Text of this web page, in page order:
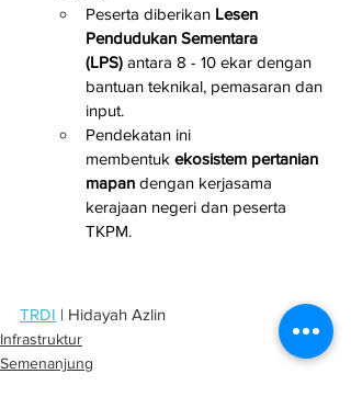
Peserta diberikan Lesen
Pendudukan Sementara
(LPS) antara 8 - 10 ekar dengan
bantuan teknikal, pemasaran dan
input.
Pendekatan ini
membentuk ekosistem pertanian
mapan dengan kerjasama
kerajaan negeri dan peserta
TKPM.
TRDI | Hidayah Azlin
Infrastruktur
Semenanjung